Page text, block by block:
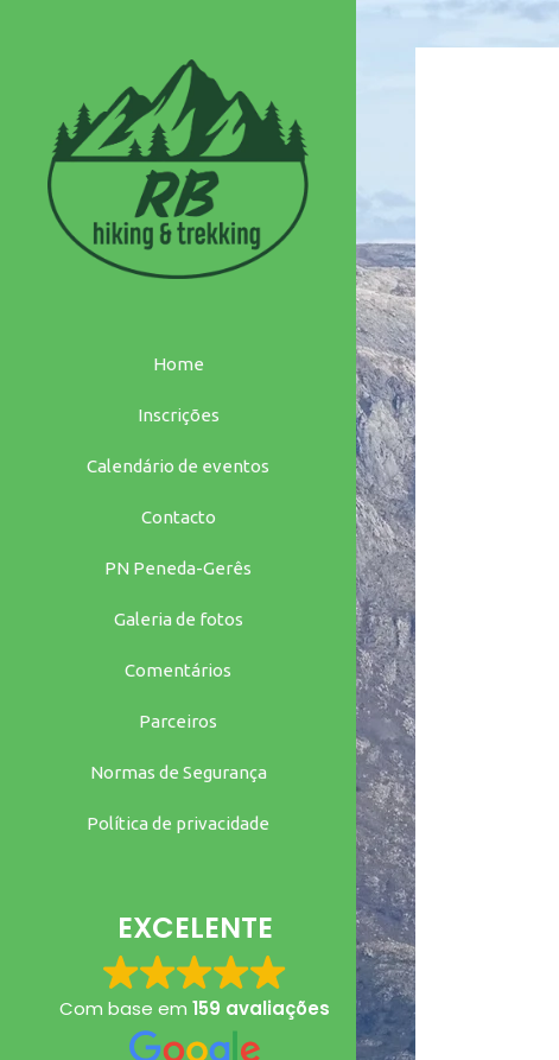
para
Home
Inscrições
Calendário de eventos
Contacto
PN Peneda-Gerês
Galeria de fotos
Comentários
Parceiros
Normas de Segurança
Política de privacidade
EXCELENTE
Com base em 159 avaliações